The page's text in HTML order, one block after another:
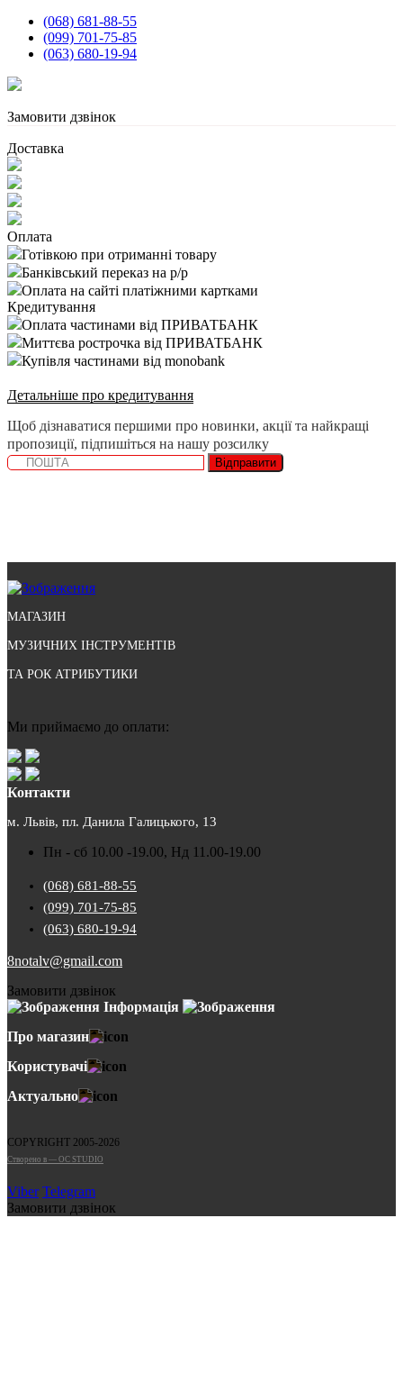
(068) 681-88-55
(099) 701-75-85
(063) 680-19-94
Замовити дзвінок
Доставка
Оплата
Готівкою при отриманні товару
Банківський переказ на р/р
Оплата на сайті платіжними картками
Кредитування
Оплата частинами від ПРИВАТБАНК
Миттєва рострочка від ПРИВАТБАНК
Купівля частинами від monobank
Детальніше про кредитування
Щоб дізнаватися першими про новинки, акції та найкращі
пропозиції, підпишіться на нашу розсилку
Відправити
МАГАЗИН
МУЗИЧНИХ ІНСТРУМЕНТІВ
ТА РОК АТРИБУТИКИ
Ми приймаємо до оплати:
Контакти
м. Львів, пл. Данила Галицького, 13
Пн - сб 10.00 -19.00, Нд 11.00-19.00
(068) 681-88-55
(099) 701-75-85
(063) 680-19-94
8notalv@gmail.com
Замовити дзвінок
Інформація
Про магазин
Користувачі
Актуально
COPYRIGHT 2005-2026
Cтворено в — OC STUDIO
Viber Telegram
Замовити дзвінок